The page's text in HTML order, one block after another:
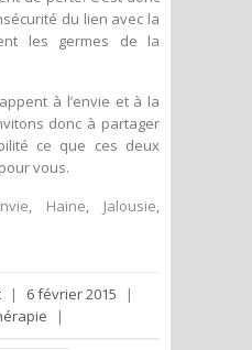
du lien avec la
les germes de la
à l’envie et à la
donc à partager
ce que ces deux
vous.
, Haine, Jalousie,
| 6 février 2015
|
|